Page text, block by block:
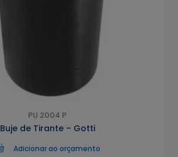
PU 2004 P
Buje de Tirante – Gotti
Adicionar ao orçamento